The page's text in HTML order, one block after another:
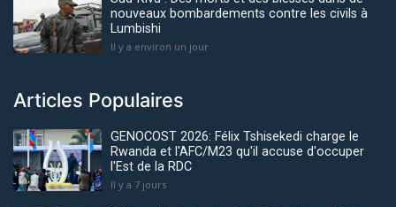
nouveaux bombardements contre les civils à
Lumbishi
Il y a environ un jour
Articles Populaires
GENOCOST 2026: Félix Tshisekedi charge le
Rwanda et l'AFC/M23 qu'il accuse d'occuper
l'Est de la RDC
Il y a 7 jours